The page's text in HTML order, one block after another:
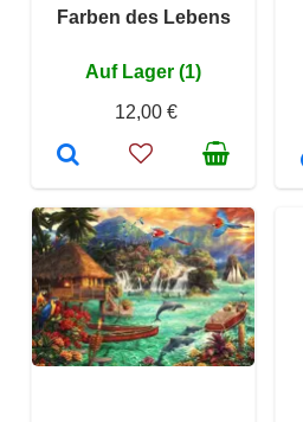
Farben des Lebens
Auf Lager (1)
12,00 €